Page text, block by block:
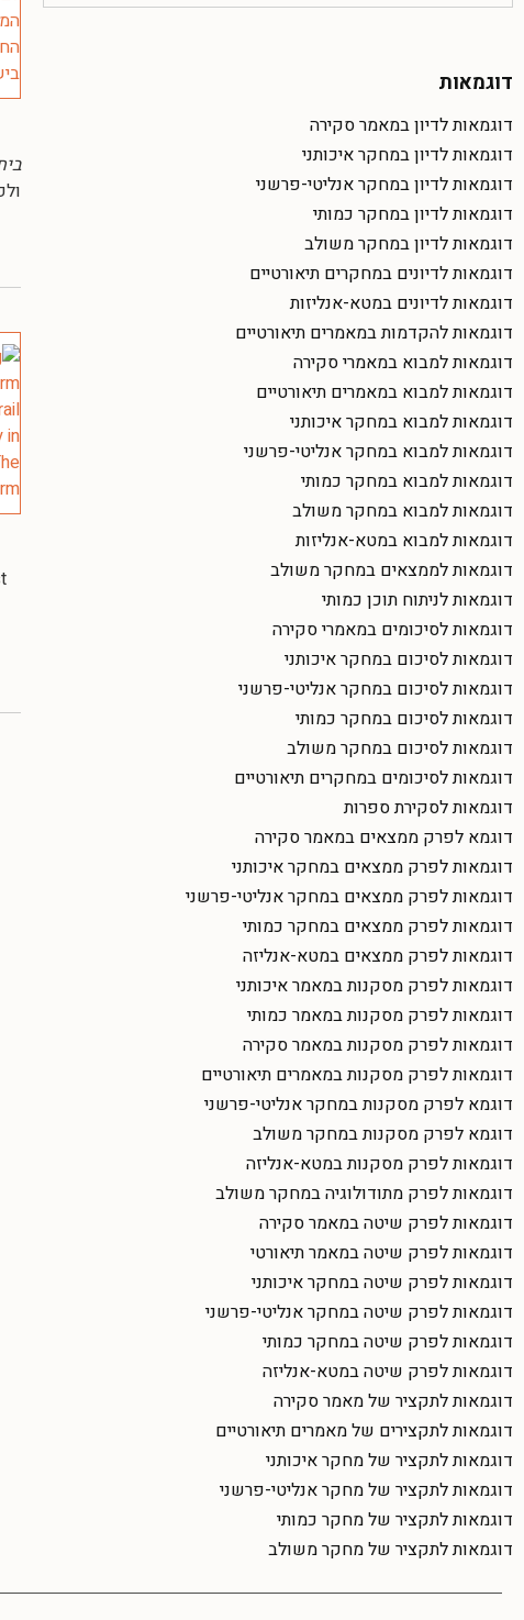
דוגמאות
דוגמאות לדיון במאמר סקירה
דוגמאות לדיון במחקר איכותני
דוגמאות לדיון במחקר אנליטי-פרשני
דוגמאות לדיון במחקר כמותי
דוגמאות לדיון במחקר משולב
דוגמאות לדיונים במחקרים תיאורטיים
דוגמאות לדיונים במטא-אנליזות
דוגמאות להקדמות במאמרים תיאורטיים
דוגמאות למבוא במאמרי סקירה
דוגמאות למבוא במאמרים תיאורטיים
דוגמאות למבוא במחקר איכותני
דוגמאות למבוא במחקר אנליטי-פרשני
דוגמאות למבוא במחקר כמותי
דוגמאות למבוא במחקר משולב
דוגמאות למבוא במטא-אנליזות
דוגמאות לממצאים במחקר משולב
דוגמאות לניתוח תוכן כמותי
דוגמאות לסיכומים במאמרי סקירה
דוגמאות לסיכום במחקר איכותני
דוגמאות לסיכום במחקר אנליטי-פרשני
דוגמאות לסיכום במחקר כמותי
דוגמאות לסיכום במחקר משולב
דוגמאות לסיכומים במחקרים תיאורטיים
דוגמאות לסקירת ספרות
דוגמא לפרק ממצאים במאמר סקירה
דוגמאות לפרק ממצאים במחקר איכותני
דוגמאות לפרק ממצאים במחקר אנליטי-פרשני
דוגמאות לפרק ממצאים במחקר כמותי
דוגמאות לפרק ממצאים במטא-אנליזה
דוגמאות לפרק מסקנות במאמר איכותני
דוגמאות לפרק מסקנות במאמר כמותי
דוגמאות לפרק מסקנות במאמר סקירה
דוגמאות לפרק מסקנות במאמרים תיאורטיים
דוגמא לפרק מסקנות במחקר אנליטי-פרשני
דוגמא לפרק מסקנות במחקר משולב
דוגמאות לפרק מסקנות במטא-אנליזה
דוגמאות לפרק מתודולוגיה במחקר משולב
דוגמאות לפרק שיטה במאמר סקירה
דוגמאות לפרק שיטה במאמר תיאורטי
דוגמאות לפרק שיטה במחקר איכותני
דוגמאות לפרק שיטה במחקר אנליטי-פרשני
דוגמאות לפרק שיטה במחקר כמותי
דוגמאות לפרק שיטה במטא-אנליזה
דוגמאות לתקציר של מאמר סקירה
דוגמאות לתקצירים של מאמרים תיאורטיים
דוגמאות לתקציר של מחקר איכותני
דוגמאות לתקציר של מחקר אנליטי-פרשני
דוגמאות לתקציר של מחקר כמותי
דוגמאות לתקציר של מחקר משולב